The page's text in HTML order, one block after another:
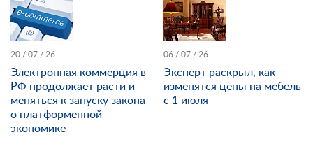
20 / 07 / 26
Электронная коммерция в
РФ продолжает расти и
меняться к запуску закона
о платформенной
экономике
06 / 07 / 26
Эксперт раскрыл, как
изменятся цены на мебель
с 1 июля